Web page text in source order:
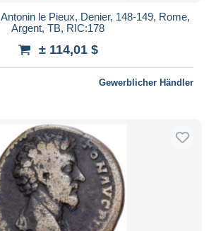
le Pieux, Denier, 148-149, Rome,
Argent, TB, RIC:178
± 114,01 $
Gewerblicher Händler